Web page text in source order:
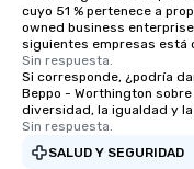
cuyo 51 % pertenece a
owned business
siguientes empresas está
Sin respuesta.
Si corresponde, ¿podría
Beppo - Worthington
diversidad, la igualdad y
Sin respuesta.
SALUD Y SEGURIDAD